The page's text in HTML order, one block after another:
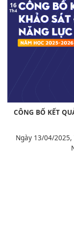
CÔNG BỐ KẾT
Ngày 13/04/2025,
16
Th4